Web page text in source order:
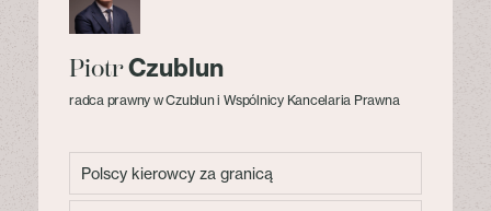
PiotrCzublun
radca prawny w Czublun i Wspólnicy Kancelaria Prawna
Polscy kierowcy za granicą